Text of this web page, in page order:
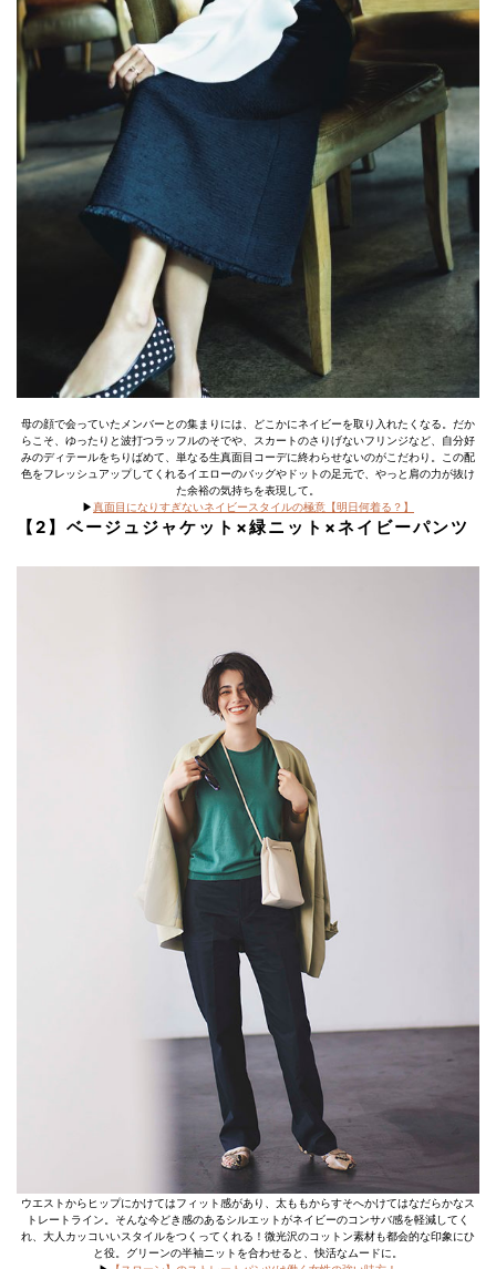
母の顔で会っていたメンバーとの集まりには、どこかにネイビーを取り入れたくなる。だか
らこそ、ゆったりと波打つラッフルのそでや、スカートのさりげないフリンジなど、自分好
みのディテールをちりばめて、単なる生真面目コーデに終わらせないのがこだわり。この配
色をフレッシュアップしてくれるイエローのバッグやドットの足元で、やっと肩の力が抜け
た余裕の気持ちを表現して。
▶︎真面目になりすぎないネイビースタイルの極意【明日何着る？】
【2】ベージュジャケット×緑ニット×ネイビーパンツ
ウエストからヒップにかけてはフィット感があり、太ももからすそへかけてはなだらかなス
トレートライン。そんな今どき感のあるシルエットがネイビーのコンサバ感を軽減してく
れ、大人カッコいいスタイルをつくってくれる！微光沢のコットン素材も都会的な印象にひ
と役。グリーンの半袖ニットを合わせると、快活なムードに。